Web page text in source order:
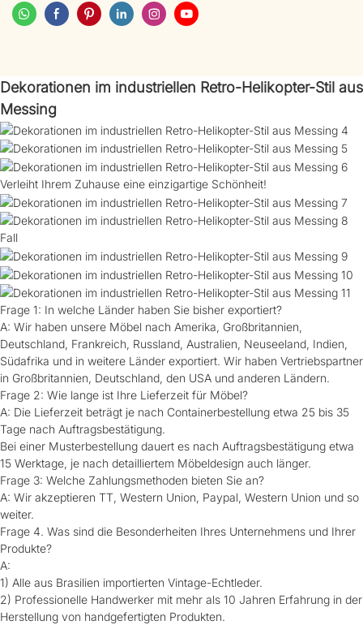
Dekorationen im industriellen Retro-Helikopter-Stil aus
Messing
Verleiht Ihrem Zuhause eine einzigartige Schönheit!
Fall
Frage 1: In welche Länder haben Sie bisher exportiert?
A: Wir haben unsere Möbel nach Amerika, Großbritannien,
Deutschland, Frankreich, Russland, Australien, Neuseeland, Indien,
Südafrika und in weitere Länder exportiert. Wir haben Vertriebspartner
in Großbritannien, Deutschland, den USA und anderen Ländern.
Frage 2: Wie lange ist Ihre Lieferzeit für Möbel?
A: Die Lieferzeit beträgt je nach Containerbestellung etwa 25 bis 35
Tage nach Auftragsbestätigung.
Bei einer Musterbestellung dauert es nach Auftragsbestätigung etwa
15 Werktage, je nach detailliertem Möbeldesign auch länger.
Frage 3: Welche Zahlungsmethoden bieten Sie an?
A: Wir akzeptieren TT, Western Union, Paypal, Western Union und so
weiter.
Frage 4. Was sind die Besonderheiten Ihres Unternehmens und Ihrer
Produkte?
A:
1) Alle aus Brasilien importierten Vintage-Echtleder.
2) Professionelle Handwerker mit mehr als 10 Jahren Erfahrung in der
Herstellung von handgefertigten Produkten.